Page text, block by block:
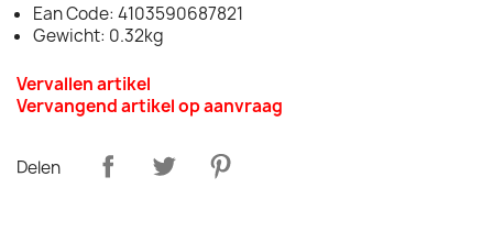
Ean Code: 4103590687821
Gewicht: 0.32kg
Vervallen artikel
Vervangend artikel op aanvraag
Delen